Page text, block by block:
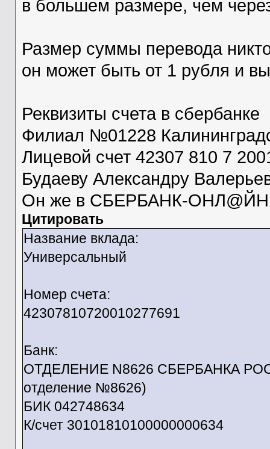
в большем размере, чем
Размер суммы перевода
он может быть от 1 рубля и
Реквизиты счета в сбербанке
Филиал №01228
Лицевой счет 42307 810 7
Будаеву Александру
Он же в СБЕРБАНК-
Цитировать
Название вклада:
Универсальный
Номер счета:
42307810720010277691
Банк:
ОТДЕЛЕНИЕ N8626 СБЕРБАНКА
отделение №8626)
БИК 042748634
К/счет 30101810100000000634